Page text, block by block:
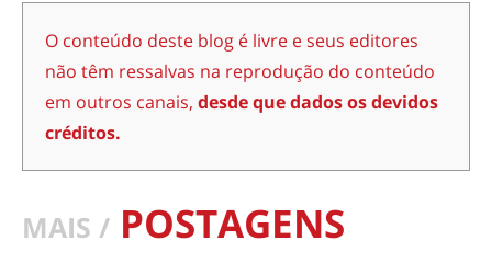
O conteúdo deste blog é livre e seus editores
não têm ressalvas na reprodução do conteúdo
em outros canais, desde que dados os devidos
créditos.
MAIS / POSTAGENS